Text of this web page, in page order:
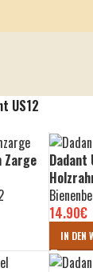
US12
Zarge
14.90€
IN DEN